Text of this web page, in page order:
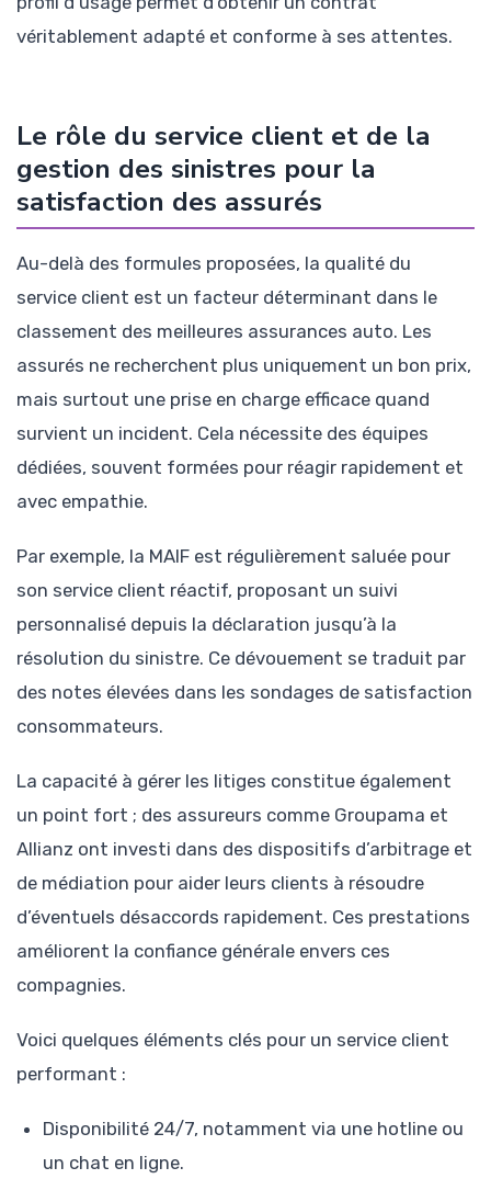
véritablement adapté et conforme à ses attentes.
Le rôle du service client et de la
gestion des sinistres pour la
satisfaction des assurés
Au-delà des formules proposées, la qualité du
service client est un facteur déterminant dans le
classement des meilleures assurances auto. Les
assurés ne recherchent plus uniquement un bon prix,
mais surtout une prise en charge efficace quand
survient un incident. Cela nécessite des équipes
dédiées, souvent formées pour réagir rapidement et
avec empathie.
Par exemple, la MAIF est régulièrement saluée pour
son service client réactif, proposant un suivi
personnalisé depuis la déclaration jusqu’à la
résolution du sinistre. Ce dévouement se traduit par
des notes élevées dans les sondages de satisfaction
consommateurs.
La capacité à gérer les litiges constitue également
un point fort ; des assureurs comme Groupama et
Allianz ont investi dans des dispositifs d’arbitrage et
de médiation pour aider leurs clients à résoudre
d’éventuels désaccords rapidement. Ces prestations
améliorent la confiance générale envers ces
compagnies.
Voici quelques éléments clés pour un service client
performant :
Disponibilité 24/7, notamment via une hotline ou
un chat en ligne.